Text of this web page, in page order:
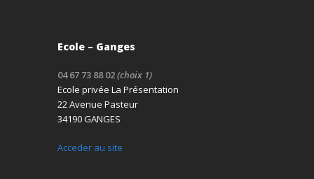
Ecole – Ganges
04 67 73 88 02(choix 1)
Ecole privée La Présentation
22 Avenue Pasteur
34190 GANGES
Acceder au site